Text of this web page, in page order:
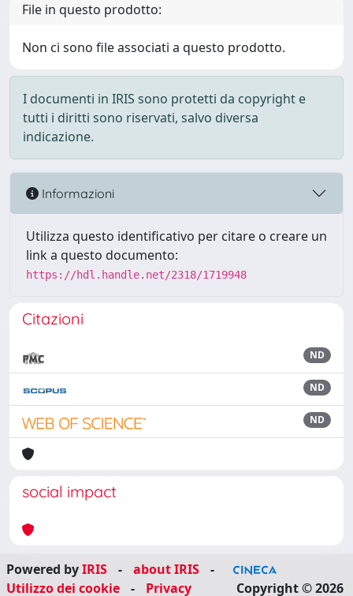
File in questo prodotto:
Non ci sono file associati a questo prodotto.
I documenti in IRIS sono protetti da copyright e
tutti i diritti sono riservati, salvo diversa
indicazione.
Informazioni
Utilizza questo identificativo per citare o creare un
link a questo documento:
https://hdl.handle.net/2318/1719948
Citazioni
ND
ND
ND
social impact
Powered byIRIS - about IRIS
-
Utilizzo dei cookie
- Privacy Copyright © 2026